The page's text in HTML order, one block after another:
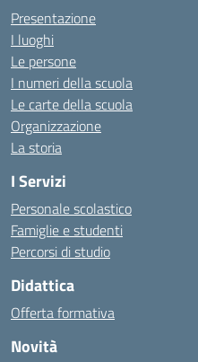
Presentazione
I luoghi
Le persone
I numeri della scuola
Le carte della scuola
Organizzazione
La storia
I Servizi
Personale scolastico
Famiglie e studenti
Percorsi di studio
Didattica
Offerta formativa
Novità